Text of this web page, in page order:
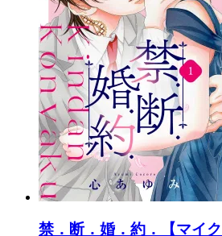
禁．断．婚．約．【マイ